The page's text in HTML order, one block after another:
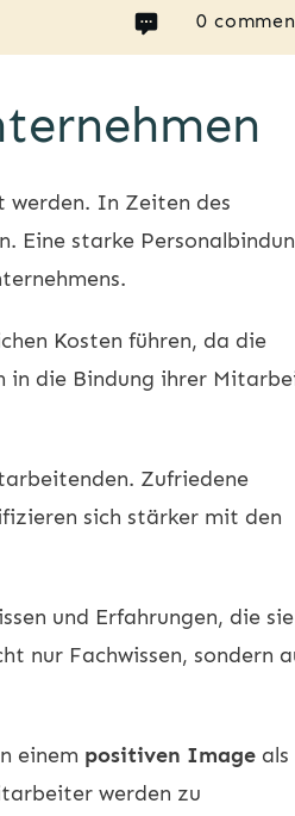
0
werden. In Zeiten des
Eine starke
Kosten führen, da die
in die Bindung ihrer
Zufriedene
sich stärker mit den
und Erfahrungen, die
nur Fachwissen, sondern
einem positiven Image als
werden zu